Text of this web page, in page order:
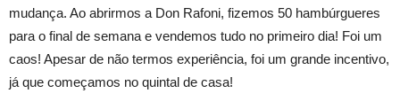
mudança. Ao abrirmos a Don Rafoni, fizemos 50 hambúrgueres
para o final de semana e vendemos tudo no primeiro dia! Foi um
caos! Apesar de não termos experiência, foi um grande incentivo,
já que começamos no quintal de casa!